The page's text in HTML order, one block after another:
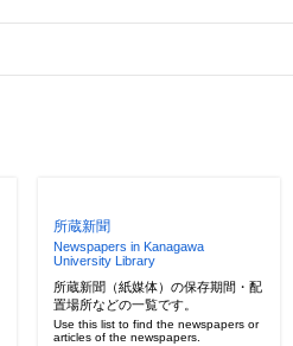
所蔵新聞
Newspapers in Kanagawa
University Library
所蔵新聞（紙媒体）の保存期間・配
置場所などの一覧です。
Use this list to find the newspapers or
articles of the newspapers.